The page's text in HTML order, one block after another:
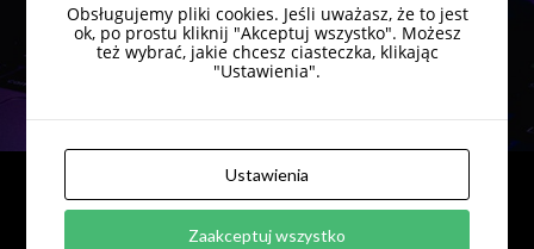
Copyright - Made with Massive Dynamic
Obsługujemy pliki cookies. Jeśli uważasz, że to jest
ok, po prostu kliknij "Akceptuj wszystko". Możesz
też wybrać, jakie chcesz ciasteczka, klikając
"Ustawienia".
Ustawienia
Zaakceptuj wszystko